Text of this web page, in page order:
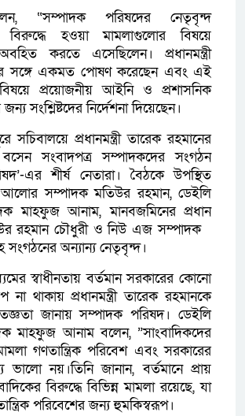
“সম্পাদক পরিষদের নেতৃবৃন্দ
বিরুদ্ধে হওয়া মামলাগুলোর বিষয়ে
অবহিত করতে এসেছিলেন। প্রধানমন্ত্রী
সঙ্গে একমত পোষণ করেছেন এবং এই
প্রয়োজনীয় আইনি ও প্রশাসনিক
সংশ্লিষ্টদের নির্দেশনা দিয়েছেন।
প্রধানমন্ত্রী তারেক রহমানের
সংবাদপত্র সম্পাদকদের সংগঠন
এর শীর্ষ নেতারা। বৈঠকে উপস্থিত
আলোর সম্পাদক ​মতিউর রহমান, ডেইলি
​মাহফুজ আনাম, মানবজমিনের প্রধান
রহমান চৌধুরী ও নিউ এজ সম্পাদক
অন্যান্য নেতৃবৃন্দ।
স্বাধীনতায় বর্তমান সরকারের কোনো
না থাকায় প্রধানমন্ত্রী তারেক রহমানকে
জানায় সম্পাদক পরিষদ। ডেইলি
​মাহফুজ আনাম বলেন, ​”সাংবাদিকদের
গণতান্ত্রিক পরিবেশ এবং সরকারের
ভালো নয়।তিনি জানান, বর্তমানে প্রায়
বিরুদ্ধে বিভিন্ন মামলা রয়েছে, যা
পরিবেশের জন্য হুমকিস্বরূপ।